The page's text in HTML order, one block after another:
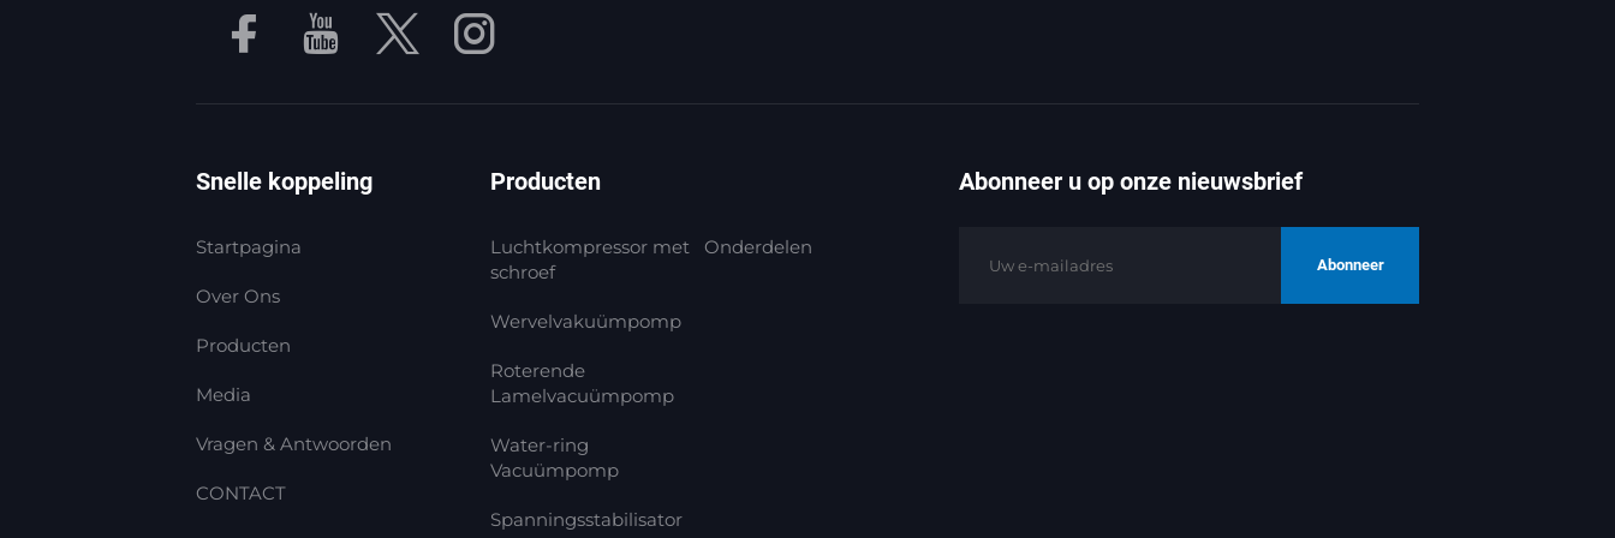
Snelle koppeling
Startpagina
Over Ons
Producten
Media
Vragen & Antwoorden
CONTACT
Producten
Luchtkompressor met
schroef
Wervelvakuümpomp
Roterende
Lamelvacuümpomp
Water-ring
Vacuümpomp
Spanningsstabilisator
Onderdelen
Abonneer u op onze nieuwsbrief
Abonneer